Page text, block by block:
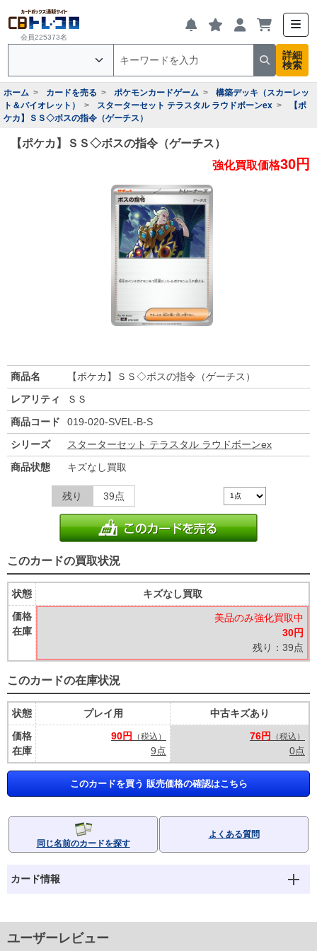
会員225373名
詳細
検索
ホーム カードを売る ポケモンカードゲーム
構築デッキ（スカーレッ
ト＆バイオレット）
スターターセット テラスタル ラウドボーンex
【ポ
ケカ】ＳＳ◇ボスの指令（ゲーチス）
【ポケカ】ＳＳ◇ボスの指令（ゲーチス）
強化買取価格30円
商品名
【ポケカ】ＳＳ◇ボスの指令（ゲーチス）
レアリティ
ＳＳ
商品コード
019-020-SVEL-B-S
シリーズ
スターターセット テラスタル ラウドボーンex
商品状態
キズなし買取
残り 39点
このカードの買取状況
状態
価格
在庫
キズなし買取
美品のみ強化買取中
30円
残り：39点
このカードの在庫状況
状態
価格
在庫
プレイ用
90円
（税込）
9点
中古キズあり
76円
（税込）
0点
このカードを買う 販売価格の確認はこちら
同じ名前のカードを探す
よくある質問
カード情報
ユーザーレビュー